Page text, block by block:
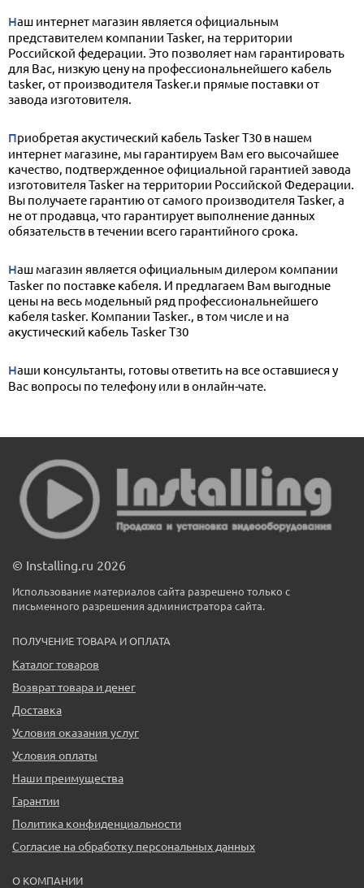
Наш интернет магазин является официальным
представителем компании Tasker, на территории
Российской федерации. Это позволяет нам гарантировать
для Вас, низкую цену на профессиональнейшего кабель
tasker, от производителя Tasker.и прямые поставки от
завода изготовителя.
Приобретая акустический кабель Tasker T30 в нашем
интернет магазине, мы гарантируем Вам его высочайшее
качество, подтвержденное официальной гарантией завода
изготовителя Tasker на территории Российской Федерации.
Вы получаете гарантию от самого производителя Tasker, а
не от продавца, что гарантирует выполнение данных
обязательств в течении всего гарантийного срока.
Наш магазин является официальным дилером компании
Tasker по поставке кабеля. И предлагаем Вам выгодные
цены на весь модельный ряд профессиональнейшего
кабеля tasker. Компании Tasker., в том числе и на
акустический кабель Tasker T30
Наши консультанты, готовы ответить на все оставшиеся у
Вас вопросы по телефону или в онлайн-чате.
© Installing.ru 2026
Использование материалов сайта разрешено только с
письменного разрешения администратора сайта.
ПОЛУЧЕНИЕ ТОВАРА И ОПЛАТА
Каталог товаров
Возврат товара и денег
Доставка
Условия оказания услуг
Условия оплаты
Наши преимущества
Гарантии
Политика конфиденциальности
Согласие на обработку персональных данных
О КОМПАНИИ